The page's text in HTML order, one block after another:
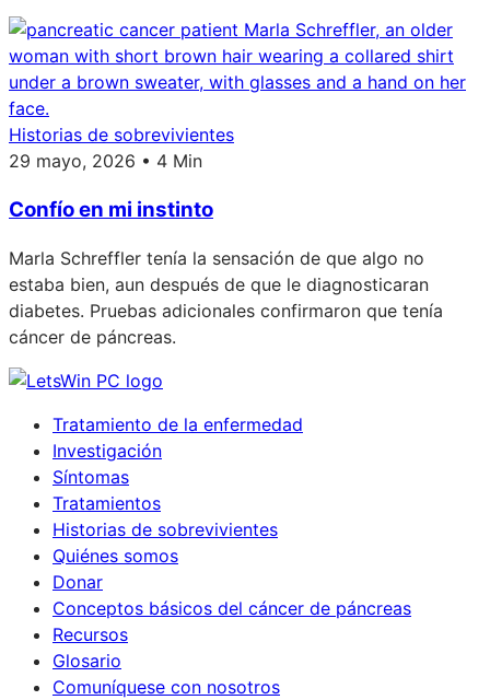
Historias de sobrevivientes
29 mayo, 2026 • 4 Min
Confío en mi instinto
Marla Schreffler tenía la sensación de que algo no
estaba bien, aun después de que le diagnosticaran
diabetes. Pruebas adicionales confirmaron que tenía
cáncer de páncreas.
Tratamiento de la enfermedad
Investigación
Síntomas
Tratamientos
Historias de sobrevivientes
Quiénes somos
Donar
Conceptos básicos del cáncer de páncreas
Recursos
Glosario
Comuníquese con nosotros